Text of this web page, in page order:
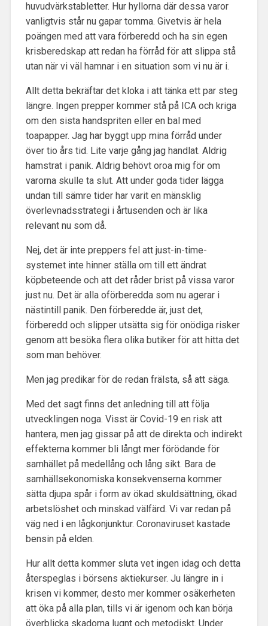
huvudvärkstabletter. Hur hyllorna där dessa varor
vanligtvis står nu gapar tomma. Givetvis är hela
poängen med att vara förberedd och ha sin egen
krisberedskap att redan ha förråd för att slippa stå
utan när vi väl hamnar i en situation som vi nu är i.
Allt detta bekräftar det kloka i att tänka ett par steg
längre. Ingen prepper kommer stå på ICA och kriga
om den sista handspriten eller en bal med
toapapper. Jag har byggt upp mina förråd under
över tio års tid. Lite varje gång jag handlat. Aldrig
hamstrat i panik. Aldrig behövt oroa mig för om
varorna skulle ta slut. Att under goda tider lägga
undan till sämre tider har varit en mänsklig
överlevnadsstrategi i årtusenden och är lika
relevant nu som då.
Nej, det är inte preppers fel att just-in-time-
systemet inte hinner ställa om till ett ändrat
köpbeteende och att det råder brist på vissa varor
just nu. Det är alla oförberedda som nu agerar i
nästintill panik. Den förberedde är, just det,
förberedd och slipper utsätta sig för onödiga risker
genom att besöka flera olika butiker för att hitta det
som man behöver.
Men jag predikar för de redan frälsta, så att säga.
Med det sagt finns det anledning till att följa
utvecklingen noga. Visst är Covid-19 en risk att
hantera, men jag gissar på att de direkta och indirekt
effekterna kommer bli långt mer förödande för
samhället på medellång och lång sikt. Bara de
samhällsekonomiska konsekvenserna kommer
sätta djupa spår i form av ökad skuldsättning, ökad
arbetslöshet och minskad välfärd. Vi var redan på
väg ned i en lågkonjunktur. Coronaviruset kastade
bensin på elden.
Hur allt detta kommer sluta vet ingen idag och detta
återspeglas i börsens aktiekurser. Ju längre in i
krisen vi kommer, desto mer kommer osäkerheten
att öka på alla plan, tills vi är igenom och kan börja
överblicka skadorna lugnt och metodiskt. Under